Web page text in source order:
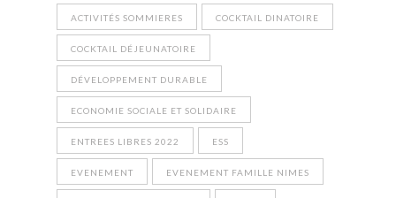
ACTIVITÉS SOMMIERES COCKTAIL DINATOIRE
COCKTAIL DÉJEUNATOIRE
DÉVELOPPEMENT DURABLE
ECONOMIE SOCIALE ET SOLIDAIRE
ENTREES LIBRES 2022 ESS
EVENEMENT EVENEMENT FAMILLE NIMES